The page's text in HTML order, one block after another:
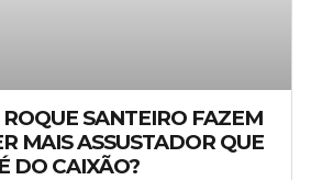
SANTEIRO FAZEM
MAIS ASSUSTADOR QUE
DO CAIXÃO?